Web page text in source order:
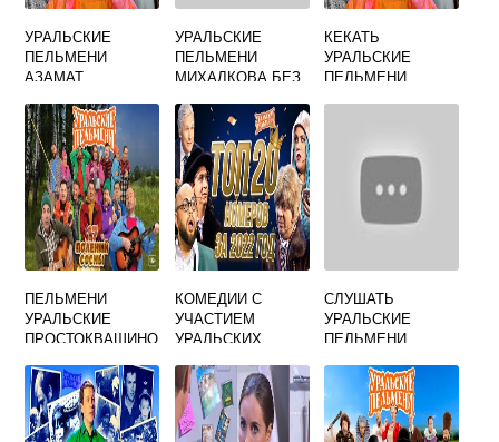
УРАЛЬСКИЕ
ПЕЛЬМЕНИ
АЗАМАТ
УРАЛЬСКИЕ
ПЕЛЬМЕНИ
МИХАЛКОВА БЕЗ
КЕКАТЬ
УРАЛЬСКИЕ
ПЕЛЬМЕНИ
ПЕЛЬМЕНИ
УРАЛЬСКИЕ
ПРОСТОКВАШИНО
КОМЕДИИ С
УЧАСТИЕМ
УРАЛЬСКИХ
СЛУШАТЬ
УРАЛЬСКИЕ
ПЕЛЬМЕНИ